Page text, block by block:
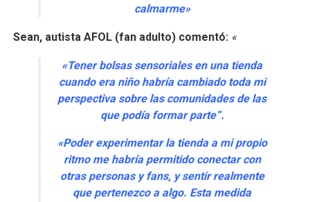
calmarme»
Sean, autista AFOL (fan adulto) comentó: «
«Tener bolsas sensoriales en una tienda
cuando era niño habría cambiado toda mi
perspectiva sobre las comunidades de las
que podía formar parte”.
«Poder experimentar la tienda a mi propio
ritmo me habría permitido conectar con
otras personas y fans, y sentir realmente
que pertenezco a algo. Esta medida